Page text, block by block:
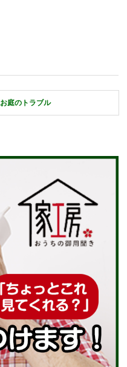
お庭のトラブル